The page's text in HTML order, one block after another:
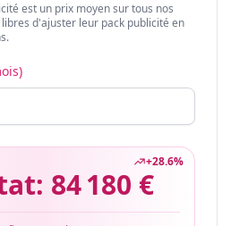
est un prix moyen sur tous nos
d'ajuster leur pack publicité en
+28.6%
84 180 €